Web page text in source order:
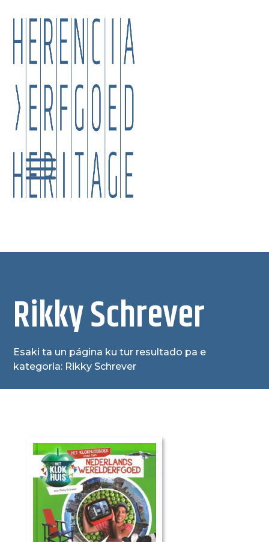
Rikky Schrever
Esaki ta un página ku tur resultado pa e
kategoria: Rikky Schrever